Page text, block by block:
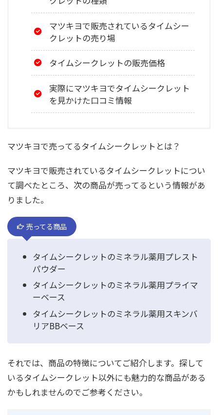
マツキヨで販売されているタイムシー
クレットの売り場
タイムシークレットの販売価格
実際にマツキヨでタイムシークレット
を見かけた口コミ情報
マツキヨで売ってるタイムシークレットとは？
マツキヨで販売されているタイムシークレットについ
て調べたところ、次の商品が売ってるという情報があ
りました。
売ってる商品
タイムシークレットのミネラル薬用プレスト
パウダー
タイムシークレットのミネラル薬用プライマ
ーベース
タイムシークレットのミネラル薬用スキンバ
リアBBベース
それでは、商品の特徴についてご紹介します。探して
いるタイムシークレット以外にも魅力的な商品がある
かもしれませんのでご参考ください。